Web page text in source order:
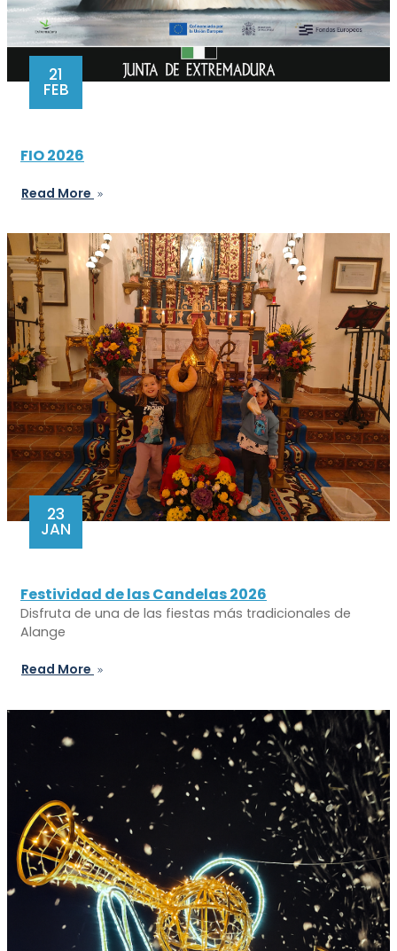
21
FEB
FIO 2026
Read More
23
JAN
Festividad de las Candelas 2026
Disfruta de una de las fiestas más tradicionales de
Alange
Read More